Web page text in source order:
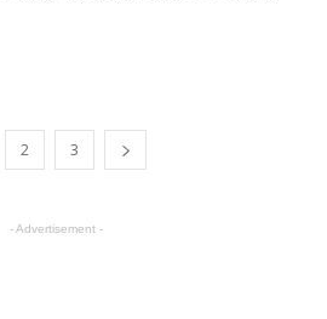
2 3
- Advertisement -